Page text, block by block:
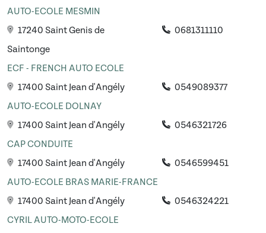
AUTO-ECOLE MESMIN
17240 Saint Genis de
Saintonge
0681311110
ECF - FRENCH AUTO ECOLE
17400 Saint Jean d'Angély
0549089377
AUTO-ECOLE DOLNAY
17400 Saint Jean d'Angély
0546321726
CAP CONDUITE
17400 Saint Jean d'Angély
0546599451
AUTO-ECOLE BRAS MARIE-FRANCE
17400 Saint Jean d'Angély
0546324221
CYRIL AUTO-MOTO-ECOLE